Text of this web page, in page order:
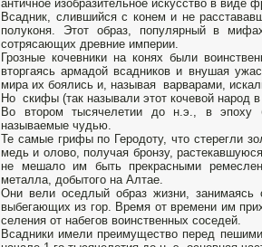
античное изобразительное искусство в виде
Всадник, слившийся с конем и не
полуконя. Этот образ, популярный в
сотрясающих древние империи.
Грозные кочевники на конях были
вторгаясь армадой всадников и внушая
мира их боялись и, называя варварами,
Но скифы (так называли этот кочевой народ
Во втором тысячелетии до н.э., в эпоху
называемые чудью.
Те самые грифы по Геродоту, что стерегли
медь и олово, получая бронзу,
не мешало им быть прекрасными
металла, добытого на Алтае.
Они вели оседлый образ жизни, занимаясь
выбегающих из гор. Время от времени им
селения от набегов воинственных соседей.
Всадники имели преимущество перед